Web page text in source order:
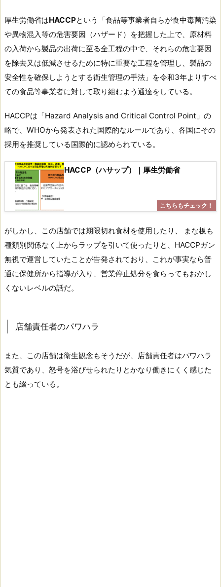
厚生労働省はHACCPという「食品等事業者自らが食中毒菌汚染
や異物混入等の危害要因（ハザード）を把握した上で、原材料
の入荷から製品の出荷に至る全工程の中で、それらの危害要因
を除去又は低減させるために特に重要な工程を管理し、製品の
安全性を確保しようとする衛生管理の手法」を令和3年よりすべ
ての食品等事業者に対して取り組むよう通達をしている。
HACCPは「Hazard Analysis and Critical Control Point」の
略で、WHOから発表された国際的なルールであり、各国にその
採用を推奨している国際的に認められている。
HACCP（ハサップ）｜厚生労働省
がしかし、この店舗では期限切れ食材を使用したり、 まな板も
種類別関係なく上からラップを引いて使ったりと、HACCPガン
無視で運営していたことが告発されており、これが事実なら普
通に保健所から指導が入り、営業停止処分を食らってもおかし
くないレベルの話だ。
店舗責任者のパワハラ
また、この店舗は衛生観念もそうだが、店舗責任者はパワハラ
気質であり、怒号を浴びせられたりとかなり働きにくく感じた
とも綴っている。